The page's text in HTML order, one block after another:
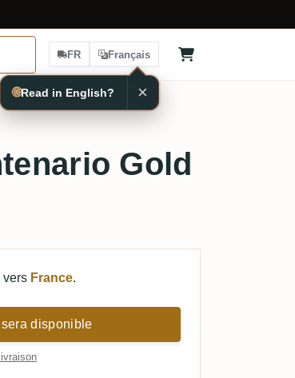
FR Français
Gold
vers France.
disponible
🌐Read in English? ×